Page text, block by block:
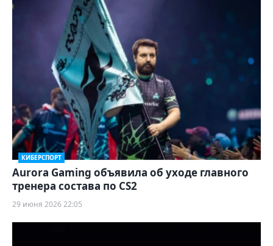
КИБЕРСПОРТ
Aurora Gaming объявила об уходе главного
тренера состава по CS2
29 июня 2026 22:05